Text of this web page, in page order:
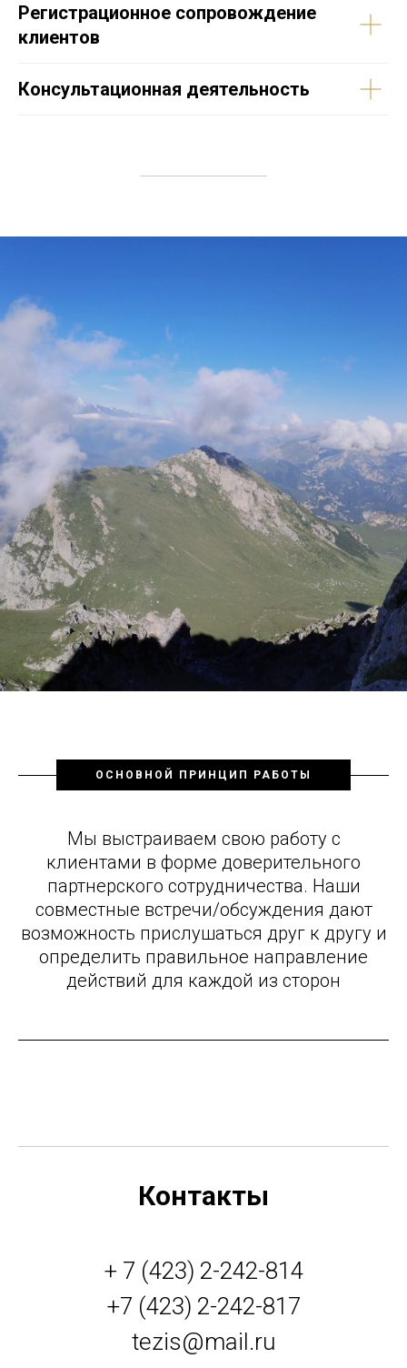
Регистрационное сопровождение
клиентов
Консультационная деятельность
ОСНОВНОЙ ПРИНЦИП РАБОТЫ
Мы выстраиваем свою работу с
клиентами в форме доверительного
партнерского сотрудничества. Наши
совместные встречи/обсуждения дают
возможность прислушаться друг к другу и
определить правильное направление
действий для каждой из сторон
Контакты
+ 7 (423) 2-242-814
+7 (423) 2-242-817
tezis@mail.ru